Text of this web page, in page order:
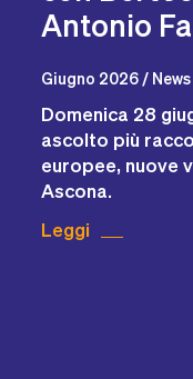
Antonio
Giugno 2026 / News
Domenica 28
ascolto più
europee, nuove
Ascona.
Leggi